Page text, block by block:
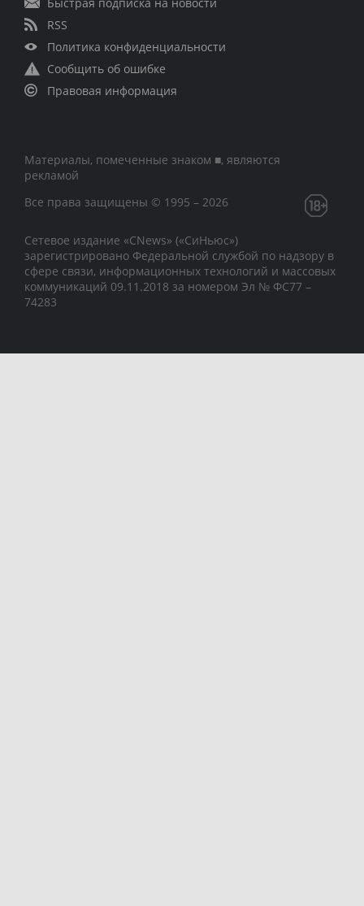
RSS
Политика конфиденциальности
Сообщить об ошибке
Правовая информация
Материалы, помеченные знаком ■, являются
рекламой
Все права защищены © 1995 – 2026
Сетевое издание «CNews» («СиНьюс»)
зарегистрировано Федеральной службой по надзору в
сфере связи, информационных технологий и массовых
коммуникаций 09.11.2018 за номером Эл № ФС77 –
74283